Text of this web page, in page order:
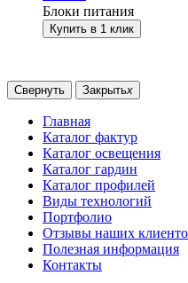
Блоки питания
Купить в 1 клик
Свернуть Закрытьx
Главная
Каталог фактур
Каталог освещения
Каталог гардин
Каталог профилей
Виды технологий
Портфолио
Отзывы наших
Полезная информация
Контакты